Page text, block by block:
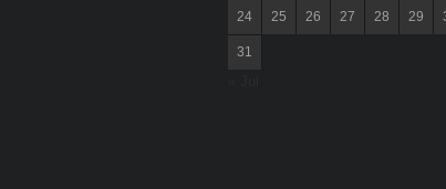
24 25 26 27 28 29
31